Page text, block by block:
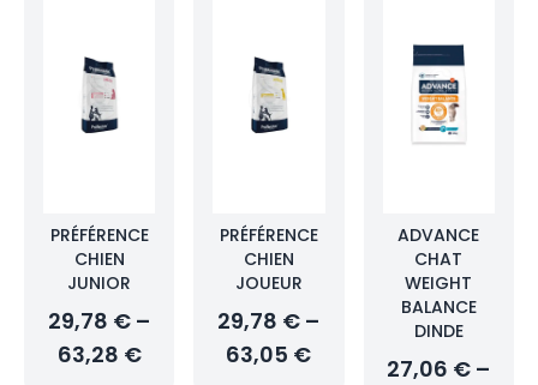
PRÉFÉRENCE
CHIEN
JUNIOR
29,78 € –
63,28 €
PRÉFÉRENCE
CHIEN
JOUEUR
29,78 € –
63,05 €
ADVANCE
CHAT
WEIGHT
BALANCE
DINDE
27,06 € –